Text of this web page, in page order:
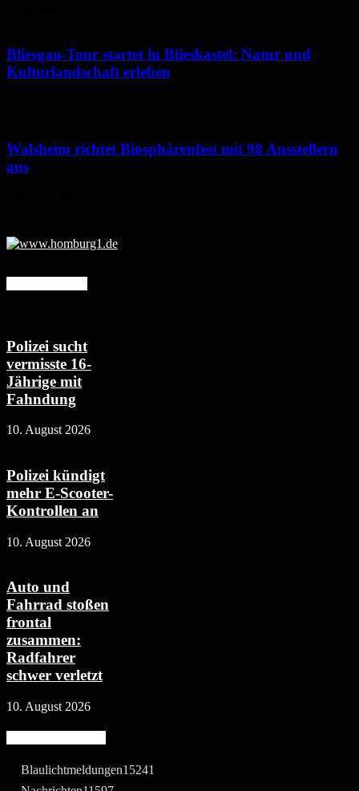
Bliesgau-Tour startet in Blieskastel: Natur und
Kulturlandschaft erleben
Walsheim richtet Biosphärenfest mit 98 Ausstellern
aus
Polizei sucht
vermisste 16-
Jährige mit
Fahndung
10. August 2026
Polizei kündigt
mehr E-Scooter-
Kontrollen an
10. August 2026
Auto und
Fahrrad stoßen
frontal
zusammen:
Radfahrer
schwer verletzt
10. August 2026
Blaulichtmeldungen15241